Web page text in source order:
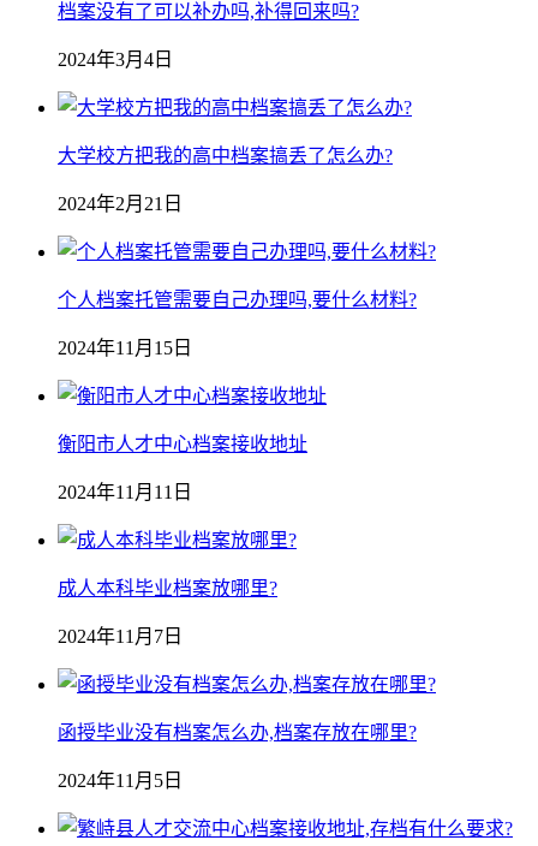
档案没有了可以补办吗,补得回来吗?
2024年3月4日
大学校方把我的高中档案搞丢了怎么办?
2024年2月21日
个人档案托管需要自己办理吗,要什么材料?
2024年11月15日
衡阳市人才中心档案接收地址
2024年11月11日
成人本科毕业档案放哪里?
2024年11月7日
函授毕业没有档案怎么办,档案存放在哪里?
2024年11月5日